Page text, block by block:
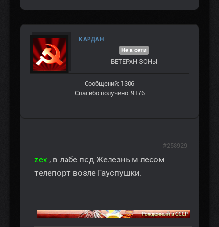
КАРДАН
Не в сети
ВЕТЕРАН ЗOНЫ
Сообщений: 1306
Спасибо получено: 9176
zex , в лабе под Железным лесом
телепорт возле Гауспушки.
#258929